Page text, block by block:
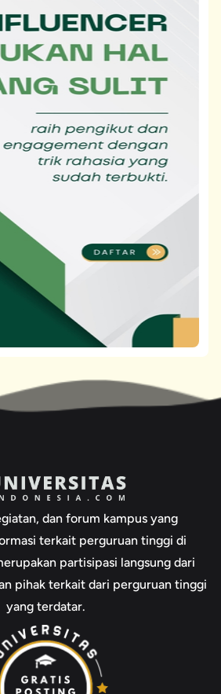
dan forum kampus yang
terkait perguruan tinggi di
partisipasi langsung dari
pihak terkait dari perguruan tinggi
yang terdatar.